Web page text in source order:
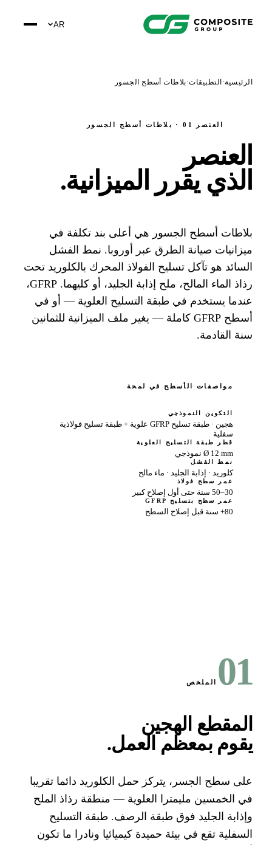
·التطبيقات·بلاطات أسطح الجسور
العنصر 01 · بلاطات أسطح الجسور
يقرر الميزانية.
أسطح الجسور هي أعلى بند تكلفة في
صيانة الطرق عبر أوروبا. نمط الفشل
هو تآكل تسليح الفولاذ المحرك بالكلوريد تحت
رذاذ الماء المالح، ملح إذابة الجليد، أو كليهما. GFRP،
يستخدم في طبقة التسليح العلوية — أو في
أسطح GFRP كاملة — يغير ملف الميزانية للثمانين
القادمة.
مواصفات الأسطح في لمحة
التكوين النموذجي
هجين · طبقة تسليح GFRP علوية + طبقة تسليح فولاذية
قطر طبقة التسليح العلوية
Ø 12 mm نموذجي
نمط الفشل
كلوريد · إذابة الجليد · ماء مالح
عمر سطح فولاذ
عمر سطح بتسليح GFRP
الملخص
الهجين
بمعظم العمل.
سطح الجسر، يتركز حمل الكلوريد دائما تقريبا
الخمسين مليمترا العلوية — منطقة رذاذ الملح
الجليد فوق طبقة الرصف. طبقة التسليح
تقع في بيئة حميدة كيميائيا ونادرا ما تكون